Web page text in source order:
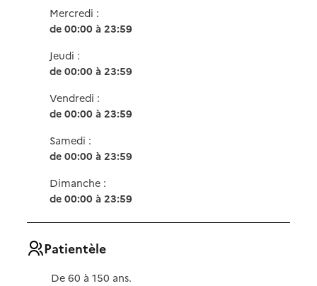
Mercredi :
de 00:00 à 23:59
Jeudi :
de 00:00 à 23:59
Vendredi :
de 00:00 à 23:59
Samedi :
de 00:00 à 23:59
Dimanche :
de 00:00 à 23:59
Patientèle
De 60 à 150 ans.